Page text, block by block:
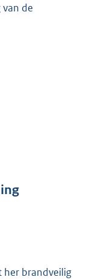
de
her brandveilig